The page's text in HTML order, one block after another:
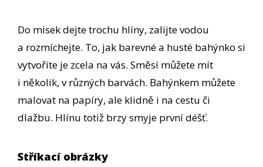
Do misek dejte trochu hlíny, zalijte vodou
a rozmíchejte. To, jak barevné a husté bahýnko si
vytvoříte je zcela na vás. Směsí můžete mít
i několik, v různých barvách. Bahýnkem můžete
malovat na papíry, ale klidně i na cestu či
dlažbu. Hlínu totiž brzy smyje první déšť.
Stříkací obrázky